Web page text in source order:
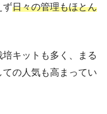
ず日々の管理もほとん
キットも多く、まる
の人気も高まってい